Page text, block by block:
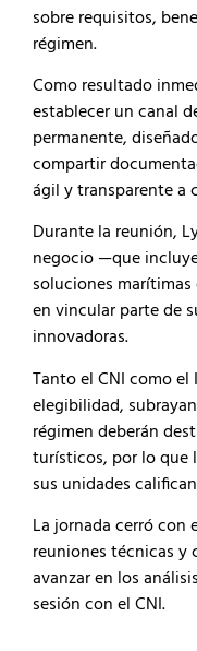
sobre requisitos,
régimen.
Como resultado
establecer un canal
permanente,
compartir
ágil y transparente a
Durante la reunión,
negocio —que
soluciones
en vincular parte de
innovadoras.
Tanto el CNI como
elegibilidad,
régimen deberán
turísticos, por lo que
sus unidades
La jornada cerró
reuniones técnicas y
avanzar en los
sesión con el CNI.